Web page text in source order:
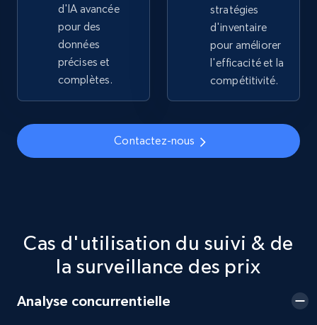
TikTok Shop - discover records by shop url
URL, Title, Available, Description, Currency, Initial
price, Final price, Discount percent, and more.
5.4K+ 668+ Commencer
info, Stars, Feedbacks, Return policy, and more.
2.5K+ 378+ Commencer
d'IA avancée
pour des
données
précises et
complètes.
stratégies
d'inventaire
pour améliorer
l'efficacité et la
compétitivité.
Contactez-nous
Cas d'utilisation du suivi & de
la surveillance des prix
Analyse concurrentielle